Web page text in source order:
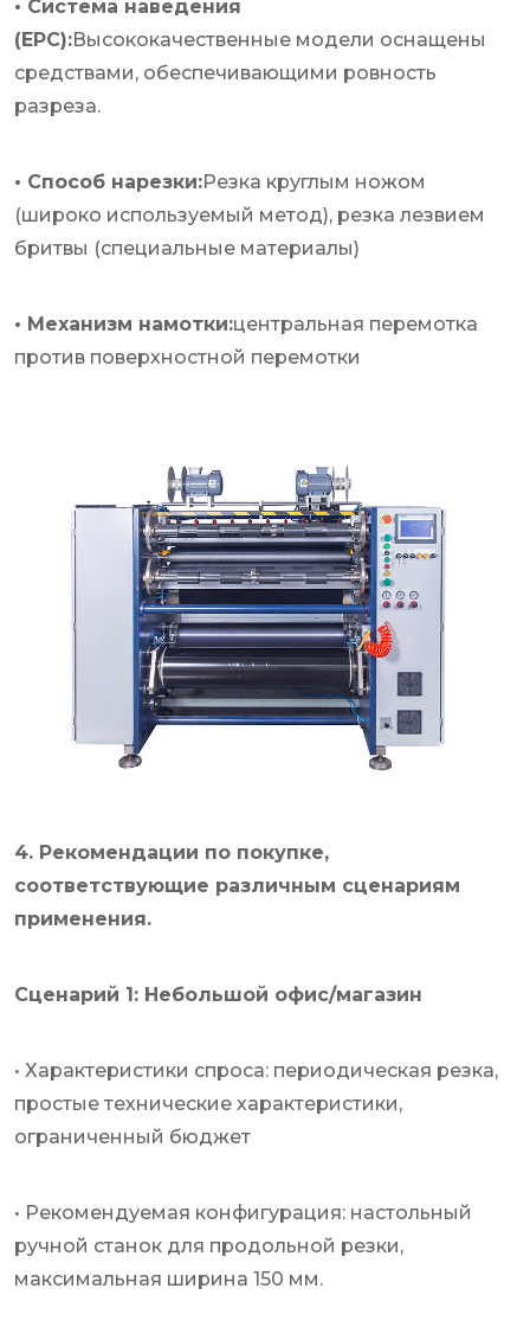
• Система наведения
(EPC):Высококачественные модели оснащены
средствами, обеспечивающими ровность
разреза.
• Способ нарезки:Резка круглым ножом
(широко используемый метод), резка лезвием
бритвы (специальные материалы)
• Механизм намотки:центральная перемотка
против поверхностной перемотки
4. Рекомендации по покупке,
соответствующие различным сценариям
применения.
Сценарий 1: Небольшой офис/магазин
• Характеристики спроса: периодическая резка,
простые технические характеристики,
ограниченный бюджет
• Рекомендуемая конфигурация: настольный
ручной станок для продольной резки,
максимальная ширина 150 мм.